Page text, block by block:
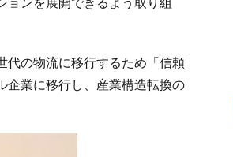
代の物流に移行するため「信頼
企業に移行し、産業構造転換の